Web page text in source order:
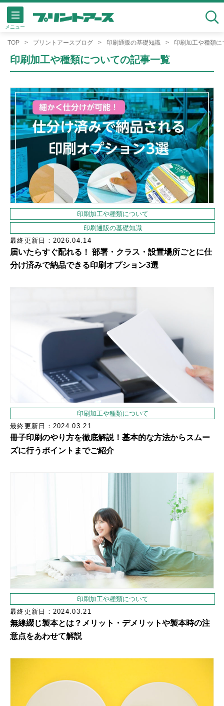
メニュー
TOP プリントアースブログ 印刷通販の基礎知識 印刷加工や種類に
印刷加工や種類についての記事一覧
印刷加工や種類について
印刷通販の基礎知識
最終更新日：2026.04.14
届いたらすぐ配れる！ 部署・クラス・設置場所ごとに仕
分け済みで納品できる印刷オプション3選
印刷加工や種類について
最終更新日：2024.03.21
冊子印刷のやり方を徹底解説！基本的な方法からスムー
ズに行うポイントまでご紹介
印刷加工や種類について
最終更新日：2024.03.21
無線綴じ製本とは？メリット・デメリットや製本時の注
意点をあわせて解説